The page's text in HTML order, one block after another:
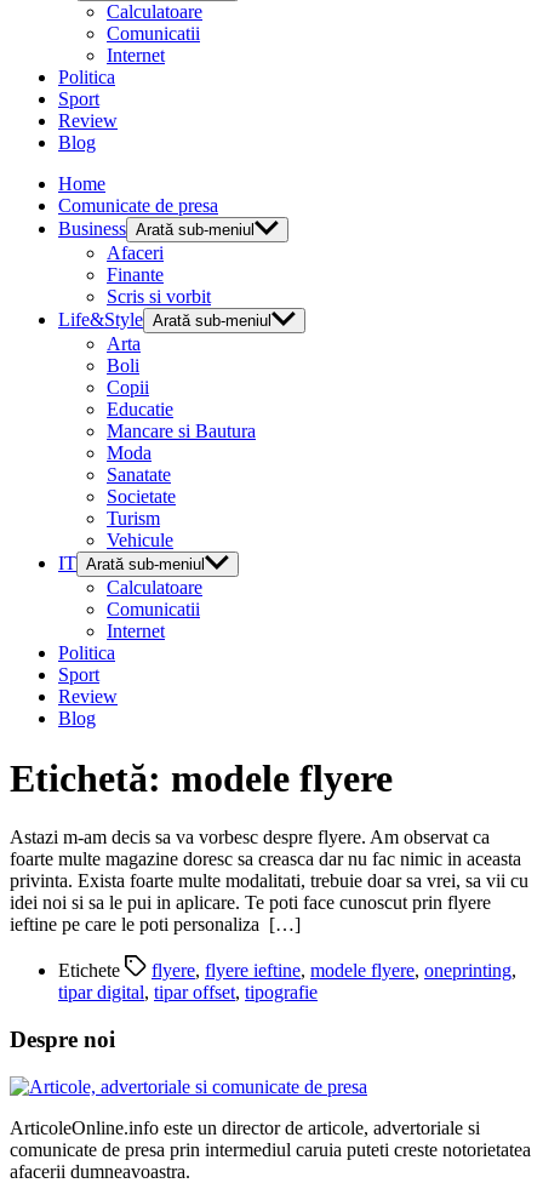
Calculatoare
Comunicatii
Internet
Politica
Sport
Review
Blog
Home
Comunicate de presa
Business Arată sub-meniul
Afaceri
Finante
Scris si vorbit
Life&Style Arată sub-meniul
Arta
Boli
Copii
Educatie
Mancare si Bautura
Moda
Sanatate
Societate
Turism
Vehicule
IT Arată sub-meniul
Calculatoare
Comunicatii
Internet
Politica
Sport
Review
Blog
Etichetă: modele flyere
Astazi m-am decis sa va vorbesc despre flyere. Am observat ca
foarte multe magazine doresc sa creasca dar nu fac nimic in aceasta
privinta. Exista foarte multe modalitati, trebuie doar sa vrei, sa vii cu
idei noi si sa le pui in aplicare. Te poti face cunoscut prin flyere
ieftine pe care le poti personaliza […]
Etichete flyere, flyere ieftine, modele flyere, oneprinting,
tipar digital, tipar offset, tipografie
Despre noi
ArticoleOnline.info este un director de articole, advertoriale si
comunicate de presa prin intermediul caruia puteti creste notorietatea
afacerii dumneavoastra.